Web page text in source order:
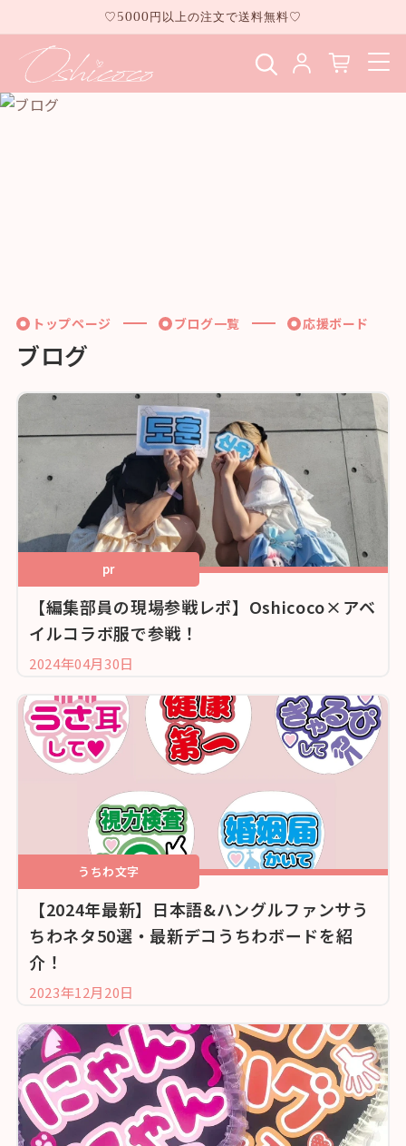
進む
♡5000円以上の注文で送料無料♡
トップページ ブログ一覧 応援ボード
ブログ
pr
【編集部員の現場参戦レポ】Oshicoco×アベ
イルコラボ服で参戦！
2024年04月30日
うちわ文字
【2024年最新】日本語&ハングルファンサう
ちわネタ50選・最新デコうちわボードを紹
介！
2023年12月20日